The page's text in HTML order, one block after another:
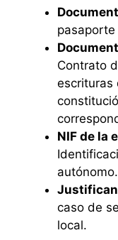
Contrato
escrituras
NIF de la
autónomo.
caso de
local.